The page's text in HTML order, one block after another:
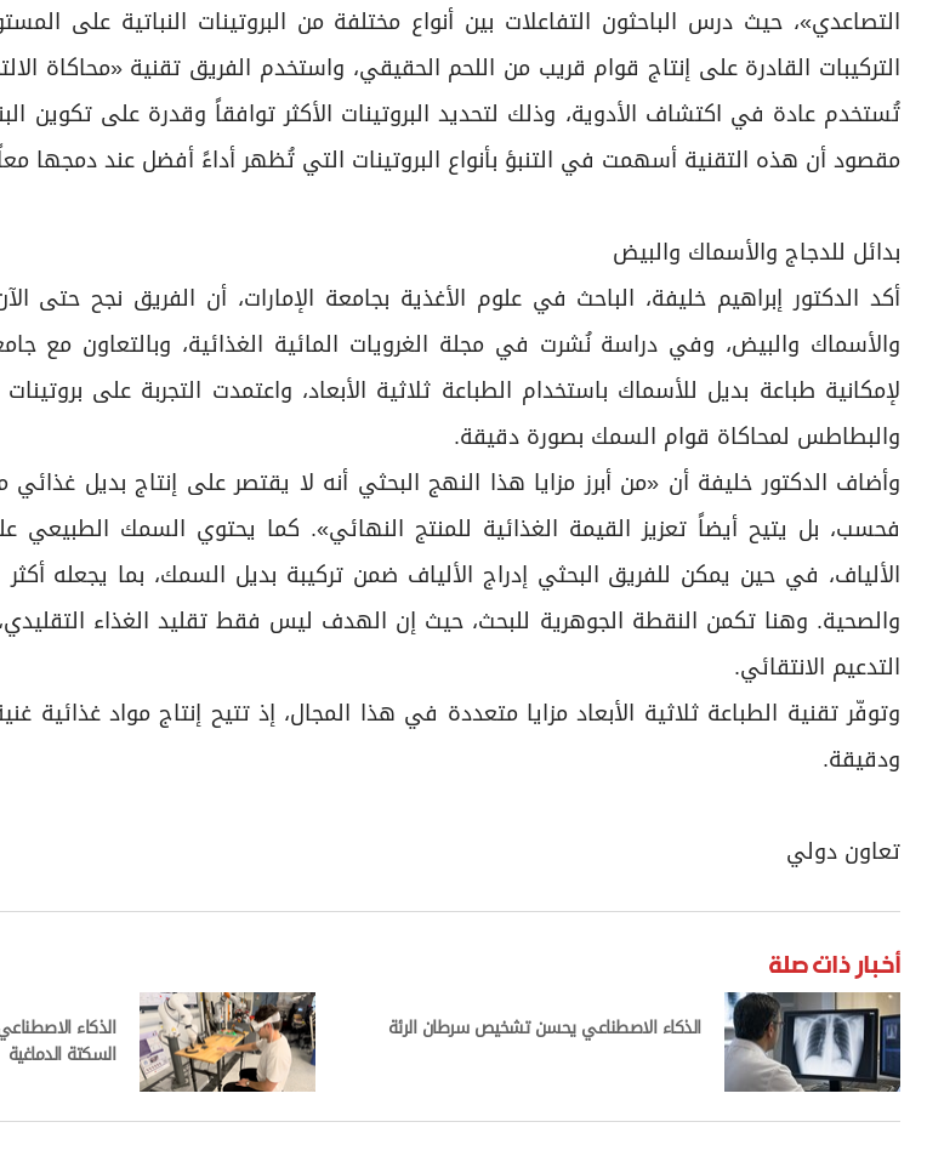
التصاعدي»، حيث درس الباحثون التفاعلات بين أنواع مختلفة من البروتينات النباتية على
التركيبات القادرة على إنتاج قوام قريب من اللحم الحقيقي، واستخدم الفريق تقنية «محاكاة
تُستخدم عادة في اكتشاف الأدوية، وذلك لتحديد البروتينات الأكثر توافقاً وقدرة على تكوين
مقصود أن هذه التقنية أسهمت في التنبؤ بأنواع البروتينات التي تُظهر أداءً أفضل عند دمجها
بدائل للدجاج والأسماك والبيض
أكد الدكتور إبراهيم خليفة، الباحث في علوم الأغذية بجامعة الإمارات، أن الفريق نجح حتى
والأسماك والبيض، وفي دراسة نُشرت في مجلة الغرويات المائية الغذائية، وبالتعاون مع
لإمكانية طباعة بديل للأسماك باستخدام الطباعة ثلاثية الأبعاد، واعتمدت التجربة على بروتينات
والبطاطس لمحاكاة قوام السمك بصورة دقيقة.
وأضاف الدكتور خليفة أن «من أبرز مزايا هذا النهج البحثي أنه لا يقتصر على إنتاج بديل
فحسب، بل يتيح أيضاً تعزيز القيمة الغذائية للمنتج النهائي». كما يحتوي السمك
الألياف، في حين يمكن للفريق البحثي إدراج الألياف ضمن تركيبة بديل السمك، بما يجعله أكثر
والصحية. وهنا تكمن النقطة الجوهرية للبحث، حيث إن الهدف ليس فقط تقليد الغذاء
التدعيم الانتقائي.
وتوفّر تقنية الطباعة ثلاثية الأبعاد مزايا متعددة في هذا المجال، إذ تتيح إنتاج مواد غذائية
ودقيقة.
تعاون دولي
أخبار ذات صلة
الذكاء الاصطناعي يحسن تشخيص سرطان الرئة
الذكاء
السكتة الدماغية